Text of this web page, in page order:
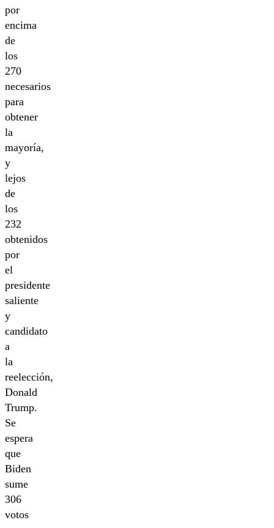
por
encima
de
los
270
necesarios
para
obtener
la
mayoría,
y
lejos
de
los
232
obtenidos
por
el
presidente
saliente
y
candidato
a
la
reelección,
Donald
Trump.
Se
espera
que
Biden
sume
306
votos